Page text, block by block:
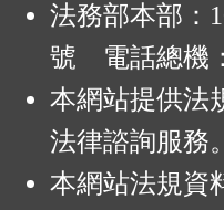
法務部本部：
號 電話總機
本網站提供法
法律諮詢服務。
本網站法規資